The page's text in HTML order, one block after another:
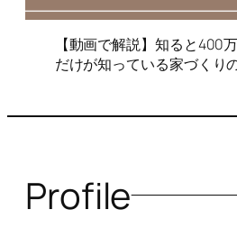
【動画で解説】知ると400
だけが知っている家づくり
Profile